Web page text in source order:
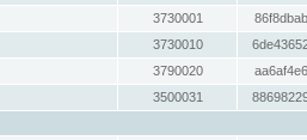
3730001
3730010
3790020
3500031